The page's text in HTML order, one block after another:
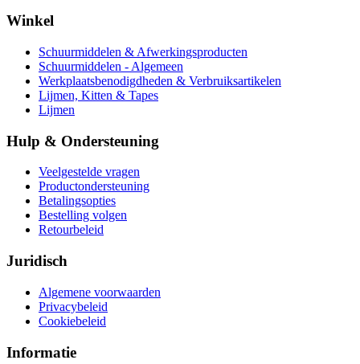
Winkel
Schuurmiddelen & Afwerkingsproducten
Schuurmiddelen - Algemeen
Werkplaatsbenodigdheden & Verbruiksartikelen
Lijmen, Kitten & Tapes
Lijmen
Hulp & Ondersteuning
Veelgestelde vragen
Productondersteuning
Betalingsopties
Bestelling volgen
Retourbeleid
Juridisch
Algemene voorwaarden
Privacybeleid
Cookiebeleid
Informatie